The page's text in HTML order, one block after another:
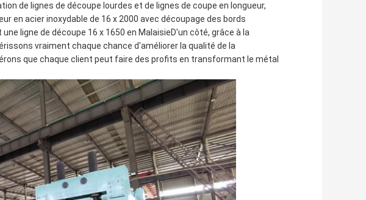
de lignes de découpe lourdes et de lignes de coupe en longueur,
en acier inoxydable de 16 x 2000 avec découpage des bords
ligne de découpe 16 x 1650 en MalaisieD'un côté, grâce à la
vraiment chaque chance d'améliorer la qualité de la
que chaque client peut faire des profits en transformant le métal